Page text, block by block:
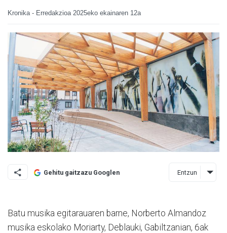
Kronika - Erredakzioa 2025eko ekainaren 12a
Gehitu gaitzazu Googlen Entzun
Batu musika egitarauaren barne, Norberto Almandoz
musika eskolako Moriarty, Deblauki, Gabiltzanian, 6ak